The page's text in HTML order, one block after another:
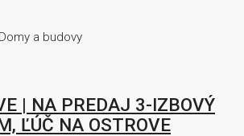
a budovy
| NA PREDAJ 3-IZBOVÝ
ĽÚČ NA OSTROVE